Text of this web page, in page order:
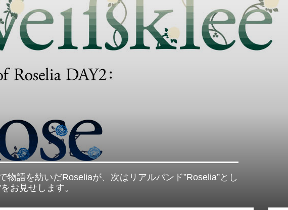
語を紡いだRoseliaが、次はリアルバンド”Roselia”とし
お見せします。